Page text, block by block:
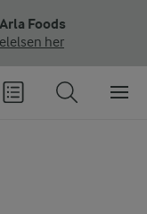
Foods
her